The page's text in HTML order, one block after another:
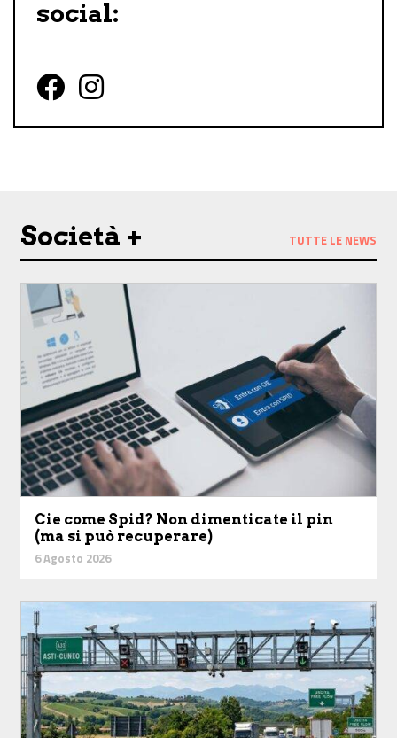
social:
Follow us on Facebook
Follow us on Instagram
Società + TUTTE LE NEWS
Cie come Spid? Non dimenticate il pin
(ma si può recuperare)
6 Agosto 2026